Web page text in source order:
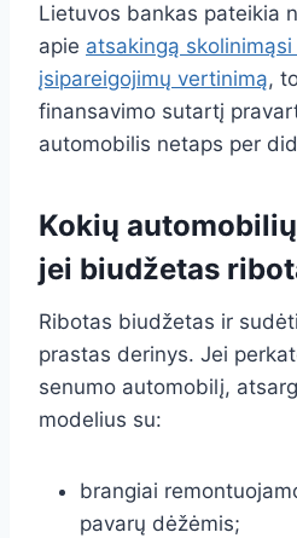
Lietuvos bankas pateikia
apie atsakingą
įsipareigojimų vertinimą,
finansavimo sutartį
automobilis netaps per
Kokių
jei biudžetas
Ribotas biudžetas ir
prastas derinys. Jei
senumo automobilį,
modelius su:
brangiai
pavarų dėžėmis;